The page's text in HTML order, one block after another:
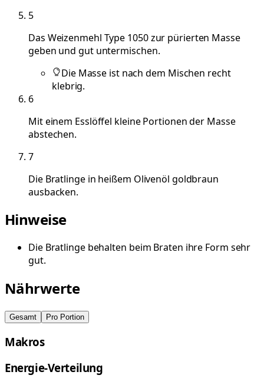
5
Das Weizenmehl Type 1050 zur pürierten Masse
geben und gut untermischen.
Die Masse ist nach dem Mischen recht
klebrig.
6
Mit einem Esslöffel kleine Portionen der Masse
abstechen.
7
Die Bratlinge in heißem Olivenöl goldbraun
ausbacken.
Hinweise
Die Bratlinge behalten beim Braten ihre Form sehr
gut.
Nährwerte
Gesamt Pro Portion
Makros
Energie-Verteilung